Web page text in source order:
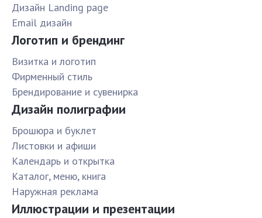
Дизайн Landing page
Email дизайн
Логотип и брендинг
Визитка и логотип
Фирменный стиль
Брендирование и сувенирка
Дизайн полиграфии
Брошюра и буклет
Листовки и афиши
Календарь и открытка
Каталог, меню, книга
Наружная реклама
Иллюстрации и презентации